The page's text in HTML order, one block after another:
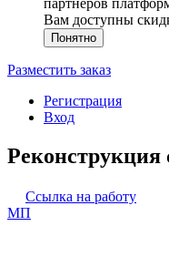
партнеров
Вам доступны
Понятно
Разместить заказ
Регистрация
Вход
Реконструкция
Ссылка на работу
МП